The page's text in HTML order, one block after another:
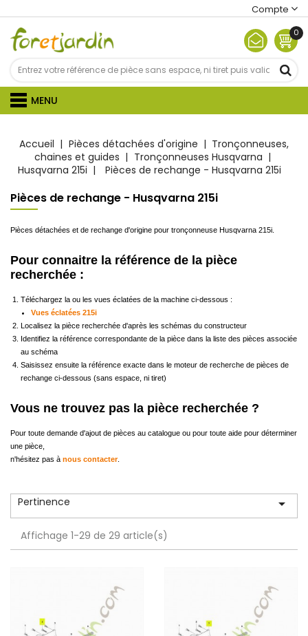
Compte
0
MENU
Accueil Pièces détachées d'origine
Tronçonneuses,
chaines et guides
Tronçonneuses Husqvarna
Husqvarna 215i
Pièces de rechange - Husqvarna 215i
Pièces de rechange - Husqvarna 215i
Pièces détachées et de rechange d'origine pour tronçonneuse Husqvarna 215i.
Pour connaitre la référence de la pièce
recherchée :
Téléchargez la ou les vues éclatées de la machine ci-dessous :
Vues éclatées 215i
Localisez la pièce recherchée d'après les schémas du constructeur
Identifiez la référence correspondante de la pièce dans la liste des pièces associée
au schéma
Saisissez ensuite la référence exacte dans le moteur de recherche de pièces de
rechange ci-dessous (sans espace, ni tiret)
Vous ne trouvez pas la pièce recherchée ?
Pour toute demande d'ajout de pièces au catalogue ou pour toute aide pour déterminer
une pièce,
n'hésitez pas à nous contacter.
Pertinence 
Affichage 1-29 de 29 article(s)